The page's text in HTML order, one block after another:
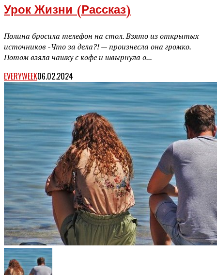
Урок Жизни (рассказ)
Полина бросила телефон на стол. Взято из открытых
источников -Что за дела?! — произнесла она громко.
Потом взяла чашку с кофе и швырнула о...
EVERYWEEK06.02.2024